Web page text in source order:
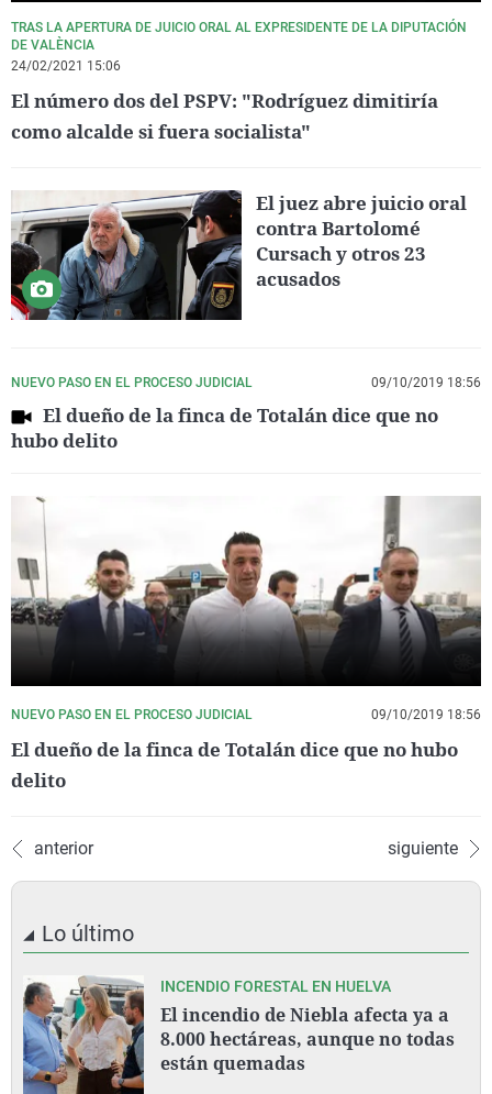
TRAS LA APERTURA DE JUICIO ORAL AL EXPRESIDENTE DE LA DIPUTACIÓN
DE VALÈNCIA
24/02/2021 15:06
El número dos del PSPV: "Rodríguez dimitiría
como alcalde si fuera socialista"
El juez abre juicio oral
contra Bartolomé
Cursach y otros 23
acusados
NUEVO PASO EN EL PROCESO JUDICIAL 09/10/2019 18:56
El dueño de la finca de Totalán dice que no
hubo delito
NUEVO PASO EN EL PROCESO JUDICIAL 09/10/2019 18:56
El dueño de la finca de Totalán dice que no hubo
delito
anterior siguiente
Lo último
INCENDIO FORESTAL EN HUELVA
El incendio de Niebla afecta ya a
8.000 hectáreas, aunque no todas
están quemadas